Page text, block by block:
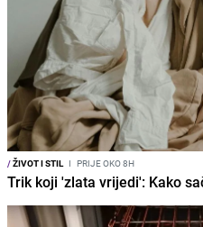
/ŽIVOT I STIL I PRIJE OKO 8H
Trik koji 'zlata vrijedi': Kako